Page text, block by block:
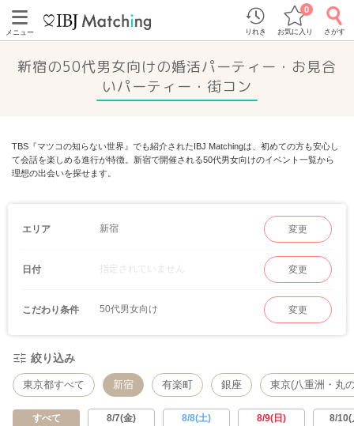
メニュー りれき お気に入り
0
さがす
新宿の50代男女向けの婚活パーティー・お見合
いパーティー・街コン
TBS『マツコの知らない世界』でも紹介されたIBJ Matchingは、初めての方も安心し
て会話を楽しめる進行が特徴。新宿で開催される50代男女向けのイベント一覧から
理想の出会いを探せます。
エリア 新宿 変更
日付 指定されていません 変更
こだわり条件 50代男女向け 変更
絞り込み
東京都すべて 新宿 有楽町 銀座 東京(八重洲・丸
すべて
8/7(金)
8/8(土)
8/9(日)
8/10(